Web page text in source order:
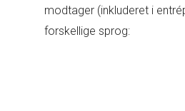
modtager (inkluderet i
forskellige sprog: